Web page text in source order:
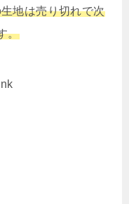
地は売り切れで次
。